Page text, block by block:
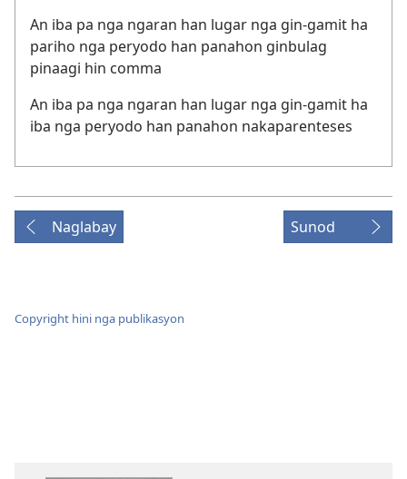
An iba pa nga ngaran han lugar nga gin-gamit ha
pariho nga peryodo han panahon ginbulag
pinaagi hin comma
An iba pa nga ngaran han lugar nga gin-gamit ha
iba nga peryodo han panahon nakaparenteses
Naglabay Sunod
Copyright hini nga publikasyon